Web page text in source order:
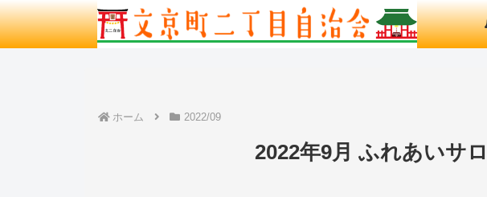
ホーム 2022/09
2022年9月 ふれあいサ